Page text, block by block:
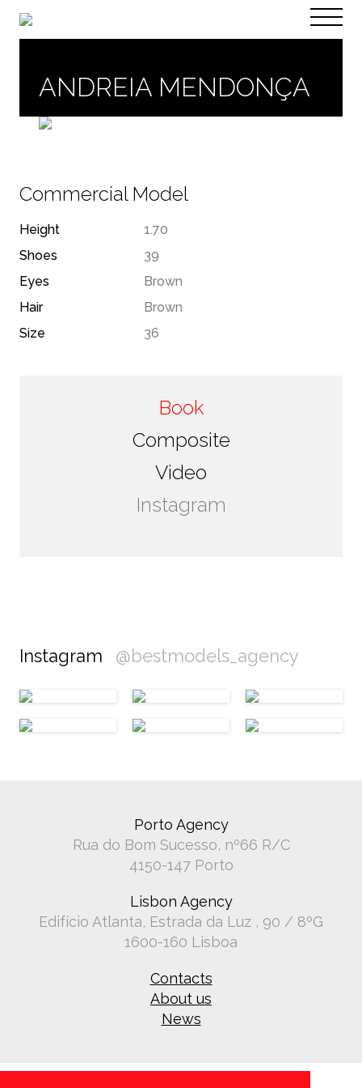
EN
ANDREIA MENDONÇA
Commercial Model
Height
1.70
Shoes
39
Eyes
Brown
Hair
Brown
Size
36
Book
Composite
Video
Instagram
Instagram @bestmodels_agency
Porto Agency
Rua do Bom Sucesso, nº66 R/C
4150-147 Porto
Lisbon Agency
Edifício Atlanta, Estrada da Luz , 90 / 8ºG
1600-160 Lisboa
Contacts
About us
News